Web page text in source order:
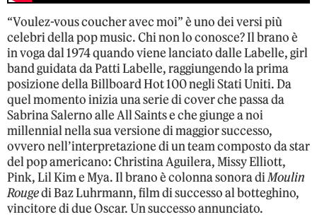
“Voulez-vous coucher avec moi” è uno dei versi più
celebri della pop music. Chi non lo conosce? Il brano è
in voga dal 1974 quando viene lanciato dalle Labelle, girl
band guidata da Patti Labelle, raggiungendo la prima
posizione della Billboard Hot 100 negli Stati Uniti. Da
quel momento inizia una serie di cover che passa da
Sabrina Salerno alle All Saints e che giunge a noi
millennial nella sua versione di maggior successo,
ovvero nell’interpretazione di un team composto da star
del pop americano: Christina Aguilera, Missy Elliott,
Pink, Lil Kim e Mya. Il brano è colonna sonora diMoulin
Rougedi Baz Luhrmann, film di successo al botteghino,
vincitore di due Oscar. Un successo annunciato.